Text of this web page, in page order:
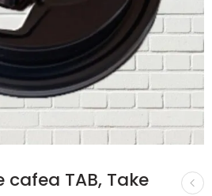
TAB, Take